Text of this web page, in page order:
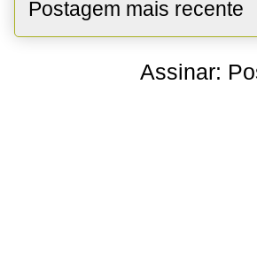
Postagem mais recente
Assinar: